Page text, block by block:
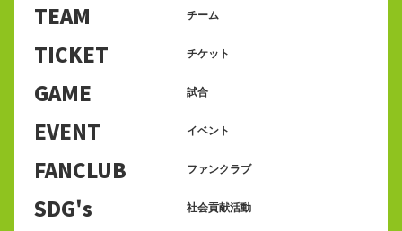
TEAM チーム
TICKET チケット
GAME 試合
EVENT イベント
FANCLUB ファンクラブ
SDG's 社会貢献活動